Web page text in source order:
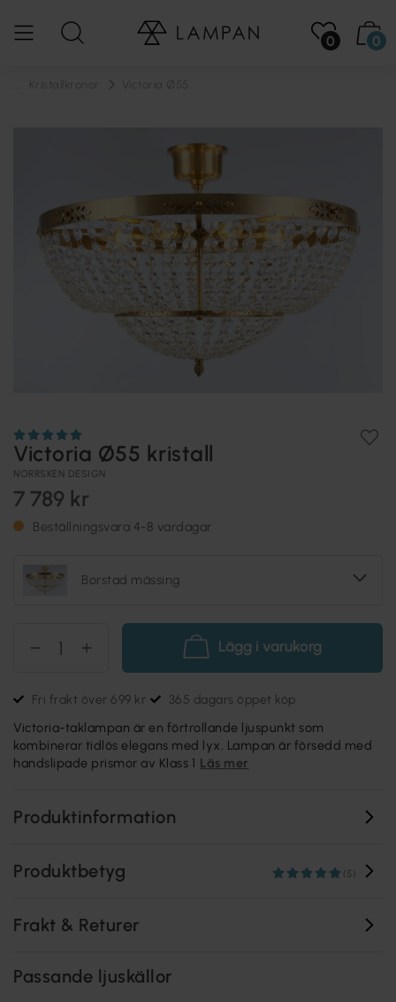
0 0
Victoria Ø55 kristall
NORRSKEN DESIGN
7 789 kr
Beställningsvara 4-8 vardagar
Borstad mässing
Lägg i varukorg
Fri frakt över 699 kr 365 dagars öppet köp
Victoria-taklampan är en förtrollande ljuspunkt som
kombinerar tidlös elegans med lyx. Lampan är försedd med
handslipade prismor av Klass 1 Läs mer
Produktinformation
Produktbetyg (5)
Frakt & Returer
Passande ljuskällor